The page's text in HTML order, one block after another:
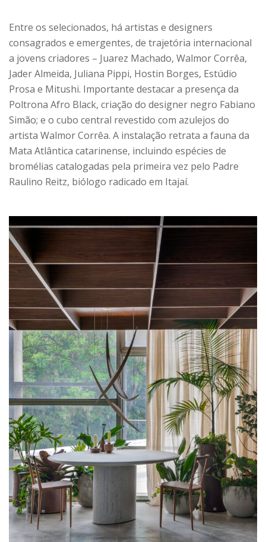
Entre os selecionados, há artistas e designers
consagrados e emergentes, de trajetória internacional
a jovens criadores – Juarez Machado, Walmor Corrêa,
Jader Almeida, Juliana Pippi, Hostin Borges, Estúdio
Prosa e Mitushi. Importante destacar a presença da
Poltrona Afro Black, criação do designer negro Fabiano
Simão; e o cubo central revestido com azulejos do
artista Walmor Corrêa. A instalação retrata a fauna da
Mata Atlântica catarinense, incluindo espécies de
bromélias catalogadas pela primeira vez pelo Padre
Raulino Reitz, biólogo radicado em Itajaí.